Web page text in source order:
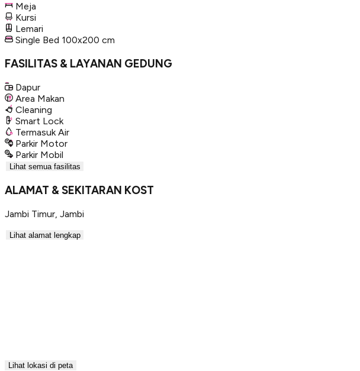
Meja
Kursi
Lemari
Single Bed 100x200 cm
FASILITAS & LAYANAN GEDUNG
Dapur
Area Makan
Cleaning
Smart Lock
Termasuk Air
Parkir Motor
Parkir Mobil
Lihat semua fasilitas
ALAMAT & SEKITARAN KOST
Jambi Timur Jambi
Lihat alamat lengkap
Lihat lokasi di peta